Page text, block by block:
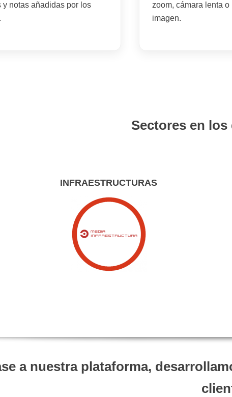
y notas añadidas por los
zoom, cámara lenta
imagen.
Sectores en
INFRAESTRUCTURAS
a nuestra plataforma,